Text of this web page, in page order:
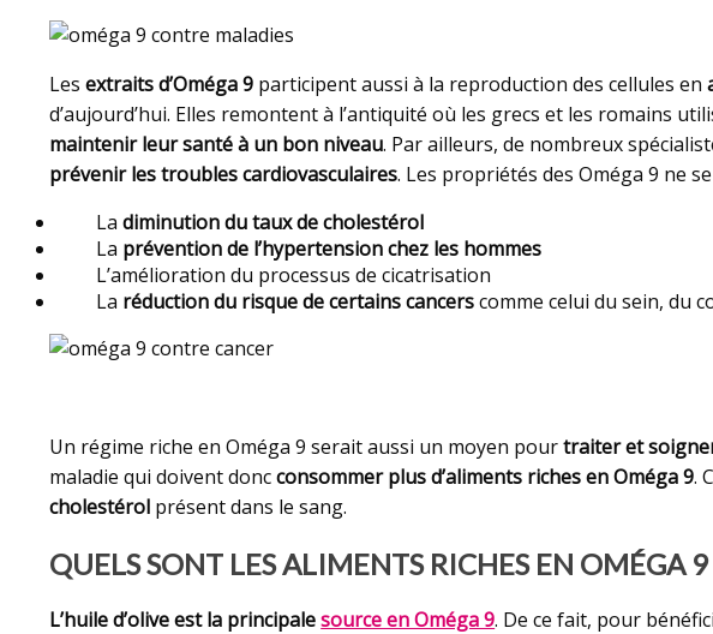
Lesextraits d’Oméga 9 participent aussi à la reproduction des cellules en
d’aujourd’hui. Elles remontent à l’antiquité où les grecs et les romains
maintenir leur santé à un bon niveau. Par ailleurs, de nombreux
prévenir les troubles cardiovasculaires. Les propriétés des Oméga 9 ne
Ladiminution du taux de cholestérol
La prévention de l’hypertension chez les hommes
L’amélioration du processus de cicatrisation
La réduction du risque de certains cancerscomme celui du sein, du
Un régime riche en Oméga 9 serait aussi un moyen pourtraiter et
maladie qui doivent doncconsommer plus d’aliments riches en Oméga 9.
cholestérol présent dans le sang.
QUELS SONT LES ALIMENTS RICHES EN OMÉGA 9
L’huile d’olive est la principalesource en Oméga 9. De ce fait, pour